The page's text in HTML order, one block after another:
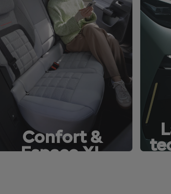
Confort &
Espace XL